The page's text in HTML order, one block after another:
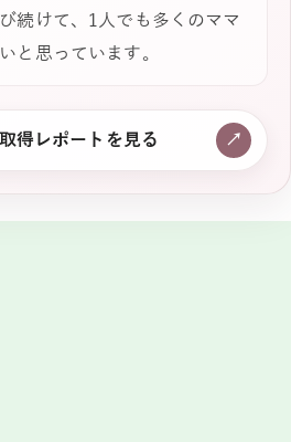
続けて、1人でも多くのママ
と思っています。
得レポートを見る ↗